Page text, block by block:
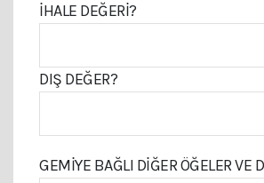
İHALE DEĞERI?
DIŞ DEĞER?
GEMIYE BAĞLI DIĞER ÖĞELER VE